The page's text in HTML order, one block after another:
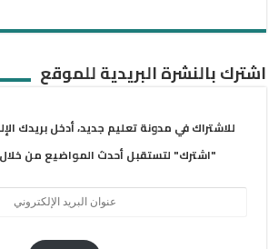
اشترك بالنشرة البريدية للموقع
للاشتراك في مدونة تعليم جديد، أدخل بريدك
"اشترك" لتستقبل أحدث المواضيع من خلال